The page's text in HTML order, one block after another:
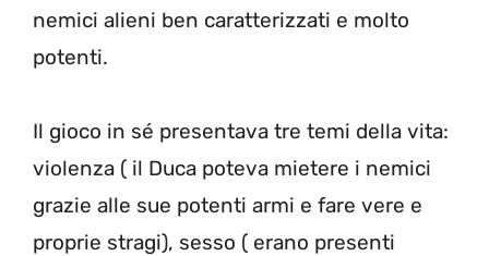
nemici alieni ben caratterizzati e molto
potenti.
Il gioco in sé presentava tre temi della vita:
violenza ( il Duca poteva mietere i nemici
grazie alle sue potenti armi e fare vere e
proprie stragi), sesso ( erano presenti